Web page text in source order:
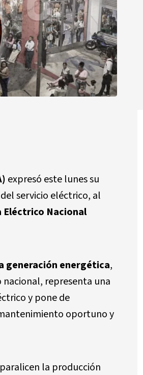
expresó este lunes su
servicio eléctrico, al
Eléctrico Nacional
generación energética,
representa una
y pone de
oportuno y
la producción